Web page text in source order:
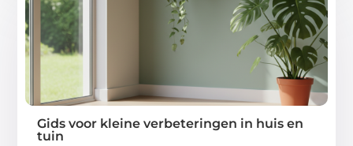
Gids voor kleine verbeteringen in huis en
tuin